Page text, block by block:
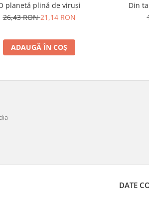
planetă plină de viruși
26,43 RON21,14 RON
ADAUGĂ ÎN COȘ
Din
DATE